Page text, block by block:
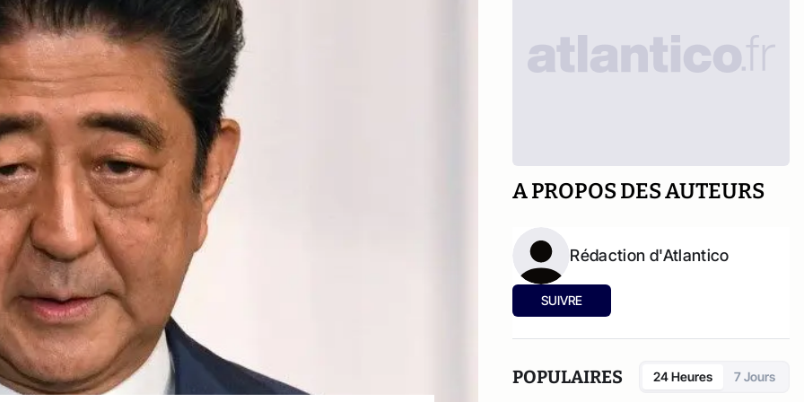
A PROPOS DES AUTEURS
Rédaction d'Atlantico
SUIVRE
POPULAIRES 24 Heures 7 Jours